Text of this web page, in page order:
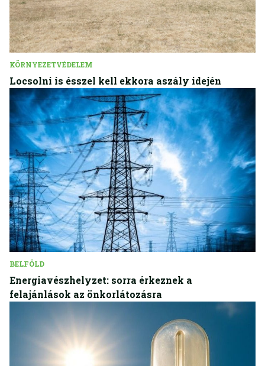
KÖRNYEZETVÉDELEM
Locsolni is ésszel kell ekkora aszály idején
BELFÖLD
Energiavészhelyzet: sorra érkeznek a
felajánlások az önkorlátozásra